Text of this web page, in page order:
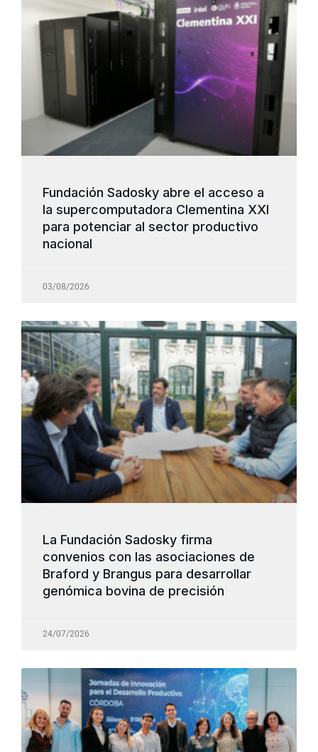
Fundación Sadosky abre el acceso a
la supercomputadora Clementina XXI
para potenciar al sector productivo
nacional
03/08/2026
La Fundación Sadosky firma
convenios con las asociaciones de
Braford y Brangus para desarrollar
genómica bovina de precisión
24/07/2026